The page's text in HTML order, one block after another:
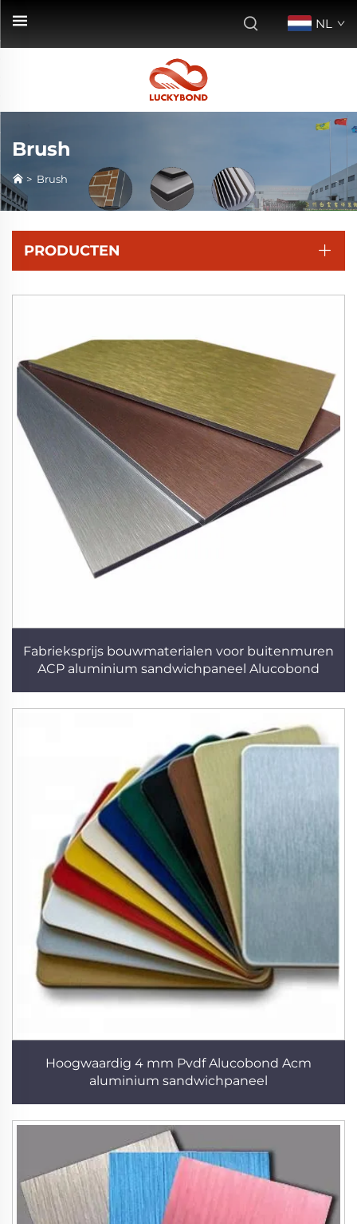
NL
Brush
> Brush
PRODUCTEN
Fabrieksprijs bouwmaterialen voor buitenmuren
ACP aluminium sandwichpaneel Alucobond
Hoogwaardig 4 mm Pvdf Alucobond Acm
aluminium sandwichpaneel